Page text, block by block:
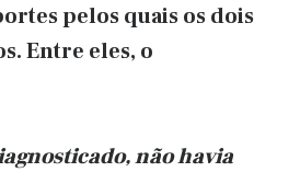
pelos quais os dois
Entre eles, o
não havia